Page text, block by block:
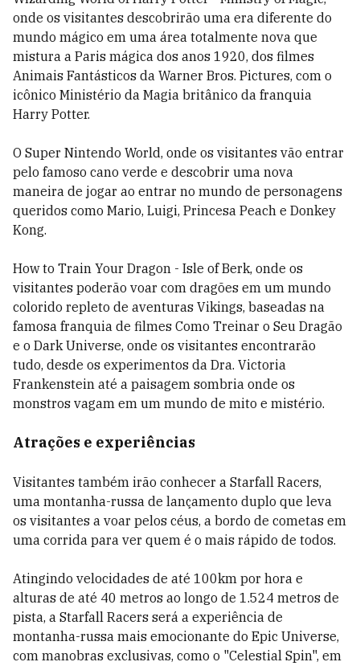
onde os visitantes descobrirão uma era diferente do
mundo mágico em uma área totalmente nova que
mistura a Paris mágica dos anos 1920, dos filmes
Animais Fantásticos da Warner Bros. Pictures, com o
icônico Ministério da Magia britânico da franquia
Harry Potter.
O Super Nintendo World, onde os visitantes vão entrar
pelo famoso cano verde e descobrir uma nova
maneira de jogar ao entrar no mundo de personagens
queridos como Mario, Luigi, Princesa Peach e Donkey
Kong.
How to Train Your Dragon - Isle of Berk, onde os
visitantes poderão voar com dragões em um mundo
colorido repleto de aventuras Vikings, baseadas na
famosa franquia de filmes Como Treinar o Seu Dragão
e o Dark Universe, onde os visitantes encontrarão
tudo, desde os experimentos da Dra. Victoria
Frankenstein até a paisagem sombria onde os
monstros vagam em um mundo de mito e mistério.
Atrações e experiências
Visitantes também irão conhecer a Starfall Racers,
uma montanha-russa de lançamento duplo que leva
os visitantes a voar pelos céus, a bordo de cometas em
uma corrida para ver quem é o mais rápido de todos.
Atingindo velocidades de até 100km por hora e
alturas de até 40 metros ao longo de 1.524 metros de
pista, a Starfall Racers será a experiência de
montanha-russa mais emocionante do Epic Universe,
com manobras exclusivas, como o "Celestial Spin", em